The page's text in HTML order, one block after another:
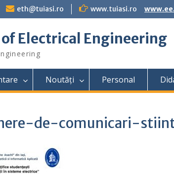
eth@tuiasi.ro www.tuiasi.ro
Electrical Engineering
Noutăți Personal
de-comunicari-